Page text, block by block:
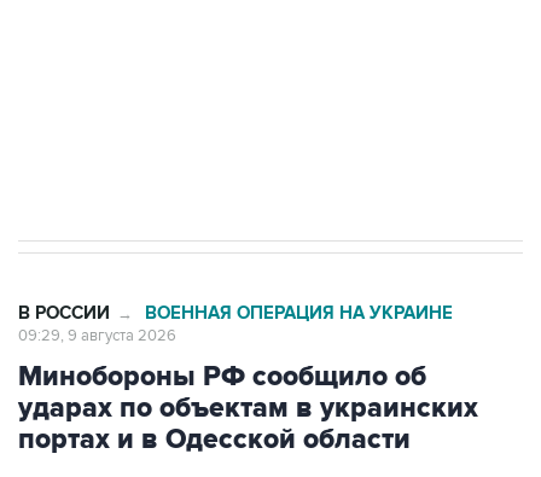
В РОССИИ → ВОЕННАЯ ОПЕРАЦИЯ НА УКРАИНЕ
09:29, 9 августа 2026
Минобороны РФ сообщило об
ударах по объектам в украинских
портах и в Одесской области